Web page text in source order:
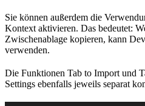
Sie können außerdem die
Kontext aktivieren. Das bedeutet:
Zwischenablage kopieren, kann
verwenden.
Die Funktionen Tab to Import und
Settings ebenfalls jeweils separat